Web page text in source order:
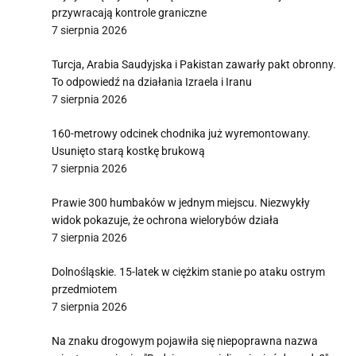
przywracają kontrole graniczne
7 sierpnia 2026
Turcja, Arabia Saudyjska i Pakistan zawarły pakt obronny.
To odpowiedź na działania Izraela i Iranu
7 sierpnia 2026
160-metrowy odcinek chodnika już wyremontowany.
Usunięto starą kostkę brukową
7 sierpnia 2026
Prawie 300 humbaków w jednym miejscu. Niezwykły
widok pokazuje, że ochrona wielorybów działa
7 sierpnia 2026
Dolnośląskie. 15-latek w ciężkim stanie po ataku ostrym
przedmiotem
7 sierpnia 2026
Na znaku drogowym pojawiła się niepoprawna nazwa